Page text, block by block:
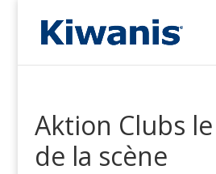
Aktion Clubs
de la scène